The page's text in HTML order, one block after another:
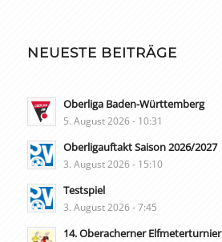
NEUESTE BEITRÄGE
Oberliga Baden-Württemberg
5. August 2026 - 10:31
Oberligauftakt Saison 2026/2027
3. August 2026 - 15:10
Testspiel
3. August 2026 - 7:45
14. Oberacherner Elfmeterturnier